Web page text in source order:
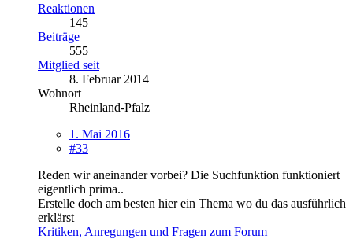
Reaktionen
145
Beiträge
555
Mitglied seit
8. Februar 2014
Wohnort
Rheinland-Pfalz
1. Mai 2016
#33
Reden wir aneinander vorbei? Die Suchfunktion funktioniert
eigentlich prima..
Erstelle doch am besten hier ein Thema wo du das ausführlich
erklärst
Kritiken, Anregungen und Fragen zum Forum